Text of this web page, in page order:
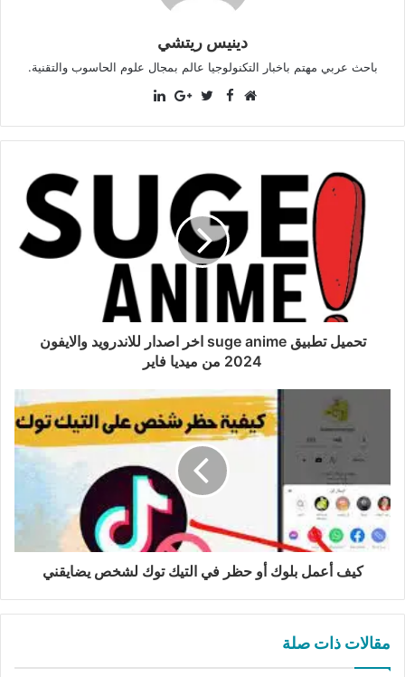
دينيس ريتشي
باحث عربي مهتم باخبار التكنولوجيا عالم بمجال علوم الحاسوب والتقنية.
Facebook
تحميل تطبيق suge anime اخر اصدار للاندرويد والايفون
2024 من ميديا فاير
كيف أعمل بلوك أو حظر في التيك توك لشخص يضايقني
مقالات ذات صلة